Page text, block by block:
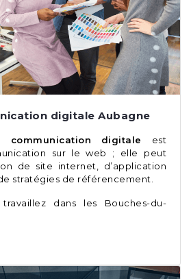
digitale Aubagne
communication digitale est
sur le web ; elle peut
de site internet, d’application
stratégies de référencement.
dans les Bouches-du-